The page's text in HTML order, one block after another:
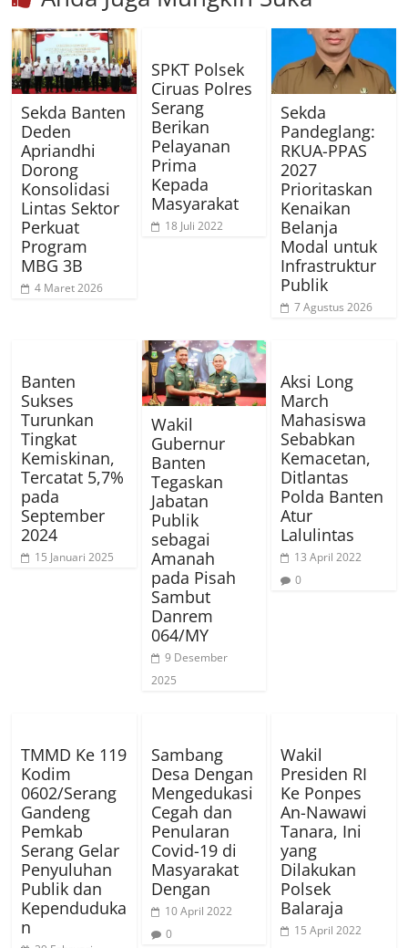
Sekda Banten
Deden
Apriandhi
Dorong
Konsolidasi
Lintas Sektor
Perkuat
Program
MBG 3B
4 Maret 2026
SPKT Polsek
Ciruas Polres
Serang
Berikan
Pelayanan
Prima
Kepada
Masyarakat
18 Juli 2022
Sekda
Pandeglang:
RKUA-PPAS
2027
Prioritaskan
Kenaikan
Belanja
Modal untuk
Infrastruktur
Publik
7 Agustus 2026
Banten
Sukses
Turunkan
Tingkat
Kemiskinan,
Tercatat 5,7%
pada
September
2024
15 Januari 2025
Wakil
Gubernur
Banten
Tegaskan
Jabatan
Publik
sebagai
Amanah
pada Pisah
Sambut
Danrem
064/MY
9 Desember
2025
Aksi Long
March
Mahasiswa
Sebabkan
Kemacetan,
Ditlantas
Polda Banten
Atur
Lalulintas
13 April 2022
0
TMMD Ke 119
Kodim
0602/Serang
Gandeng
Pemkab
Serang Gelar
Penyuluhan
Publik dan
Kependuduka
n
Sambang
Desa Dengan
Mengedukasi
Cegah dan
Penularan
Covid-19 di
Masyarakat
Dengan
10 April 2022
0
Wakil
Presiden RI
Ke Ponpes
An-Nawawi
Tanara, Ini
yang
Dilakukan
Polsek
Balaraja
15 April 2022